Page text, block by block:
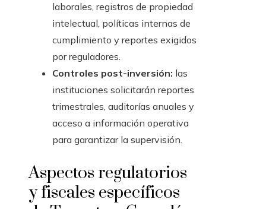
laborales, registros de propiedad
intelectual, políticas internas de
cumplimiento y reportes exigidos
por reguladores.
Controles post-inversión: las
instituciones solicitarán reportes
trimestrales, auditorías anuales y
acceso a información operativa
para garantizar la supervisión.
Aspectos regulatorios
y fiscales específicos